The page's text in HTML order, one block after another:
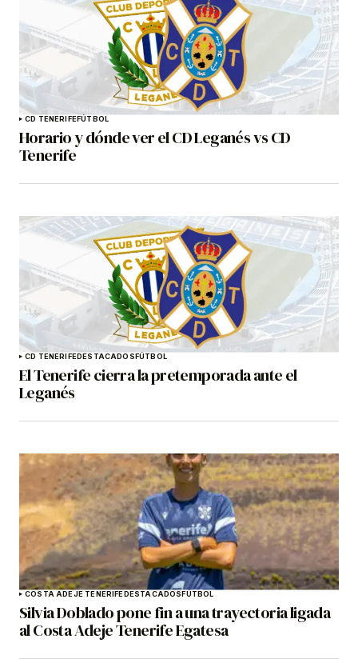
CD TENERIFEFÚTBOL
Horario y dónde ver el CD Leganés vs CD
Tenerife
CD TENERIFEDESTACADOSFÚTBOL
El Tenerife cierra la pretemporada ante el
Leganés
COSTA ADEJE TENERIFEDESTACADOSFÚTBOL
Silvia Doblado pone fin a una trayectoria ligada
al Costa Adeje Tenerife Egatesa